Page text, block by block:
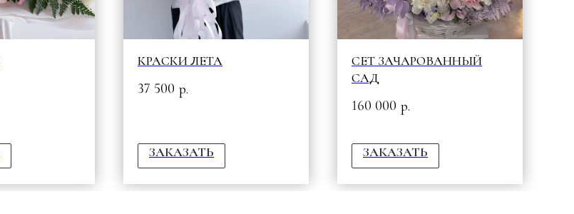
КРАСКИ ЛЕТА
37 500 р.
ЗАКАЗАТЬ
СЕТ ЗАЧАРОВАННЫЙ
САД
160 000 р.
ЗАКАЗАТЬ